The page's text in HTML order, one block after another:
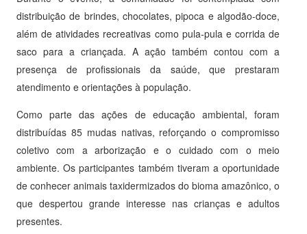
distribuição de brindes, chocolates, pipoca e algodão-doce,
além de atividades recreativas como pula-pula e corrida de
saco para a criançada. A ação também contou com a
presença de profissionais da saúde, que prestaram
atendimento e orientações à população.
Como parte das ações de educação ambiental, foram
distribuídas 85 mudas nativas, reforçando o compromisso
coletivo com a arborização e o cuidado com o meio
ambiente. Os participantes também tiveram a oportunidade
de conhecer animais taxidermizados do bioma amazônico, o
que despertou grande interesse nas crianças e adultos
presentes.